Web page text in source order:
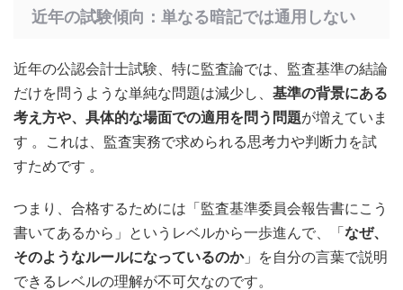
近年の試験傾向：単なる暗記では通用しない
近年の公認会計士試験、特に監査論では、監査基準の結論
だけを問うような単純な問題は減少し、 基準の背景にある
考え方や、具体的な場面での適用を問う問題が増えていま
す 。これは、監査実務で求められる思考力や判断力を試
すためです 。
つまり、合格するためには「監査基準委員会報告書にこう
書いてあるから」というレベルから一歩進んで、「 なぜ、
そのようなルールになっているのか」を自分の言葉で説明
できるレベルの理解が不可欠なのです。